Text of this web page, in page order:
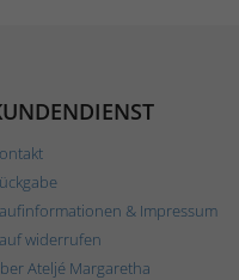
& Impressum
widerrufen
Ateljé Margaretha